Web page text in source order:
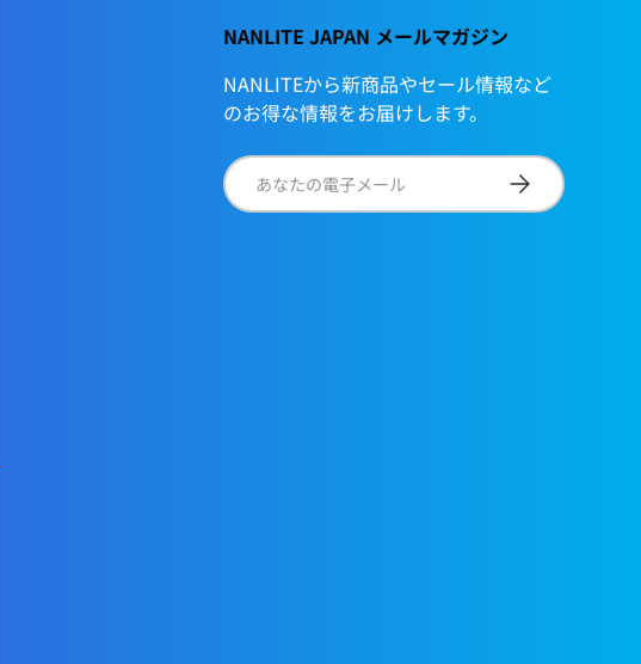
NANLITE JAPAN メールマガジン
NANLITEから新商品やセール情報など
のお得な情報をお届けします。
電子メール サブスクリプシ